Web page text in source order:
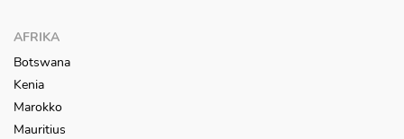
AFRIKA
Botswana
Kenia
Marokko
Mauritius